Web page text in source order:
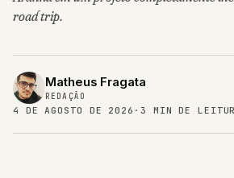
road trip.
Matheus Fragata
REDAÇÃO
4 DE AGOSTO DE 2026 · 3 MIN DE